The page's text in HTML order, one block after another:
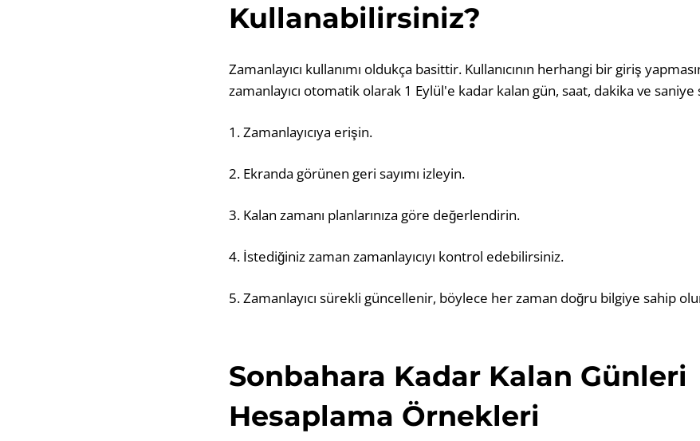
Kullanabilirsiniz?
Zamanlayıcı kullanımı oldukça basittir. Kullanıcının herhangi bir giriş
zamanlayıcı otomatik olarak 1 Eylül'e kadar kalan gün, saat, dakika ve saniye
1. Zamanlayıcıya erişin.
2. Ekranda görünen geri sayımı izleyin.
3. Kalan zamanı planlarınıza göre değerlendirin.
4. İstediğiniz zaman zamanlayıcıyı kontrol edebilirsiniz.
5. Zamanlayıcı sürekli güncellenir, böylece her zaman doğru bilgiye sahip
Sonbahara Kadar Kalan Günleri
Hesaplama Örnekleri